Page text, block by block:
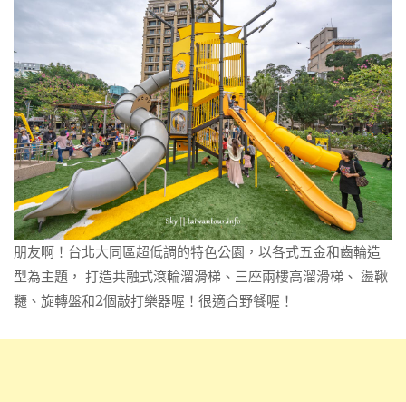
朋友啊！台北大同區超低調的特色公園，以各式五金和齒輪造
型為主題， 打造共融式滾輪溜滑梯、三座兩樓高溜滑梯、 盪鞦
韆、旋轉盤和2個敲打樂器喔！很適合野餐喔！